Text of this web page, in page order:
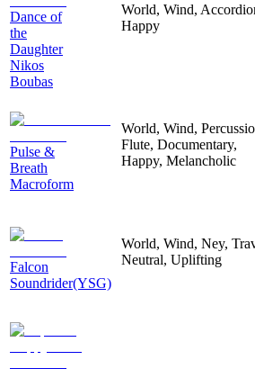
Dance of
the
Daughter
Nikos
Boubas
World, Wind,
Happy
Pulse &
Breath
Macroform
World, Wind,
Flute, Documentary,
Happy, Melancholic
Falcon
Soundrider(YSG)
World, Wind, Ney,
Neutral, Uplifting